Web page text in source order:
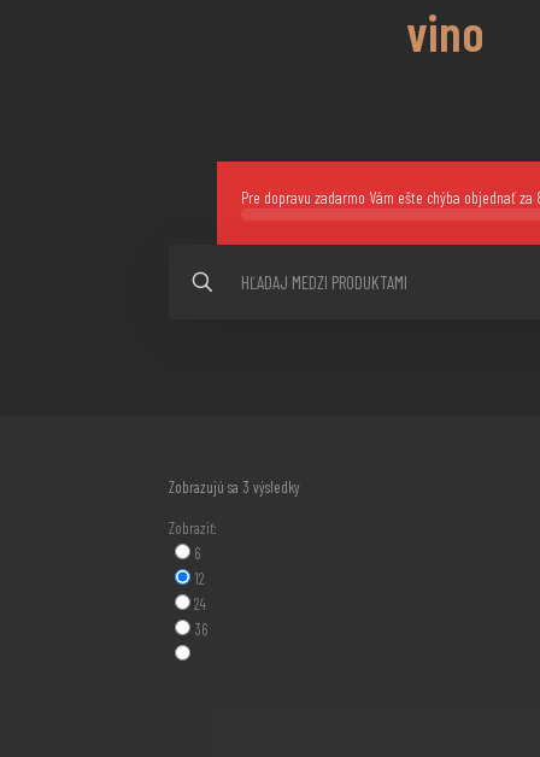
vino
Pre dopravu zadarmo Vám ešte chýba objednať za
Zobrazujú sa 3 výsledkyZoradené
Zobraziť:
6
12
24
36